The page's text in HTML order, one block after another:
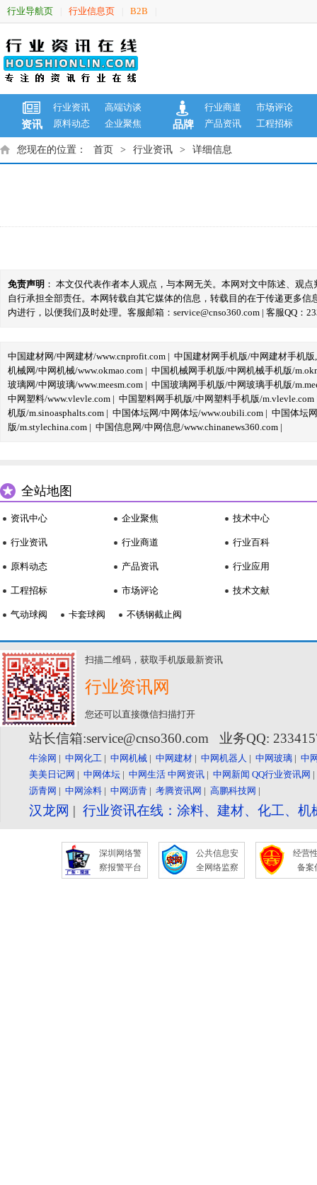
行业导航页 行业信息页 B2B
资讯
行业资讯
高端访谈
原料动态
企业聚焦 品牌
行业商道
市场评论
产品资讯
工程招标
您现在的位置： 首页 > 行业资讯 > 详细信息
免责声明 ： 本文仅代表作者本人观点，与本网无关。本网对文中陈述、观
自行承担全部责任。本网转载自其它媒体的信息，转载目的在于传递更多
内进行，以便我们及时处理。客服邮箱：service@cnso360.com | 客服QQ：
中国建材网/中网建材/www.cnprofit.com | 中国建材网手机版/中网建材手机版
机械网/中网机械/www.okmao.com | 中国机械网手机版/中网机械手机版/
玻璃网/中网玻璃/www.meesm.com | 中国玻璃网手机版/中网玻璃手机版/
中网塑料/www.vlevle.com | 中国塑料网手机版/中网塑料手机版/m.vlevle.com
机版/m.sinoasphalts.com | 中国体坛网/中网体坛/www.oubili.com | 中国体坛
版/m.stylechina.com | 中国信息网/中网信息/www.chinanews360.com |
全站地图
资讯中心
行业资讯
原料动态
工程招标
企业聚焦
行业商道
产品资讯
市场评论
技术中心
行业百科
行业应用
技术文献
气动球阀 卡套球阀 不锈钢截止阀
扫描二维码，获取手机版最新资讯
行业资讯网
您还可以直接微信扫描打开
站长信箱:service@cnso360.com 业务QQ:
牛涂网 | 中网化工 | 中网机械 | 中网建材 | 中网机器人 | 中网玻璃 | 中
美美日记网 | 中网体坛 | 中网生活 中网资讯 | 中网新闻 QQ行业资讯网
沥青网 | 中网涂料 | 中网沥青 | 考腾资讯网 | 高鹏科技网 |
汉龙网 | 行业资讯在线：涂料、建材、化工、
深圳网络警
察报警平台
公共信息安
全网络监察
经营
备案